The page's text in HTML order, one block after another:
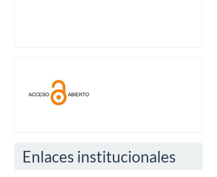
abierto
Enlaces institucionales